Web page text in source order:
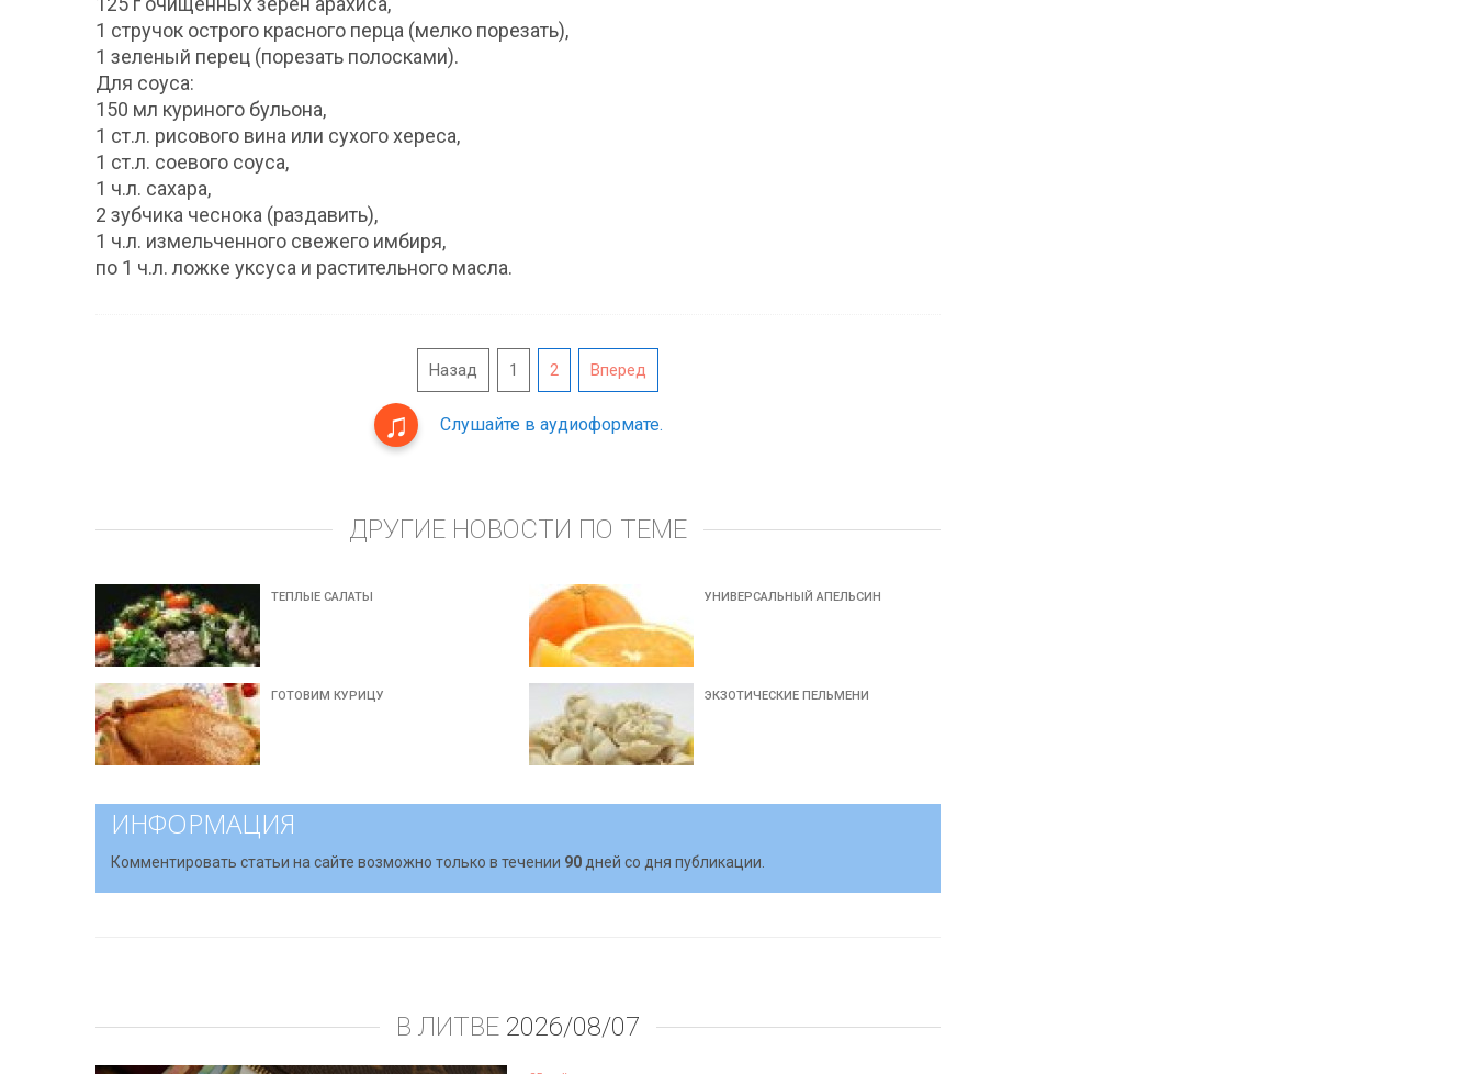
1 стручок острого красного перца (мелко порезать),
1 зеленый перец (порезать полосками).
Для соуса:
150 мл куриного бульона,
1 ст.л. рисового вина или сухого хереса,
1 ст.л. соевого соуса,
1 ч.л. сахара,
2 зубчика чеснока (раздавить),
1 ч.л. измельченного свежего имбиря,
по 1 ч.л. ложке уксуса и растительного масла.
Назад 1 2 Вперед
Слушайте в аудиоформате.
ДРУГИЕ НОВОСТИ ПО ТЕМЕ
ТЕПЛЫЕ САЛАТЫ УНИВЕРСАЛЬНЫЙ АПЕЛЬСИН
ГОТОВИМ КУРИЦУ ЭКЗОТИЧЕСКИЕ ПЕЛЬМЕНИ
ИНФОРМАЦИЯ
Комментировать статьи на сайте возможно только в течении 90 дней со дня публикации.
В ЛИТВЕ 2026/08/07